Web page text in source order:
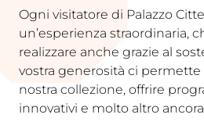
Ogni visitatore di Palazzo
un’esperienza straordinaria,
realizzare anche grazie al
vostra generosità ci
nostra collezione, offrire
innovativi e molto altro